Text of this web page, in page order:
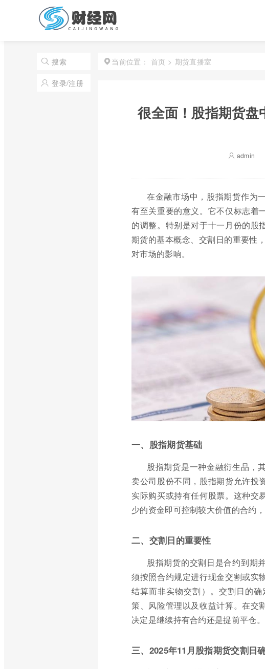
搜索
登录/注册
当前位置： 首页 > 期货直播室
很全面！股指期货盘
admin
在金融市场中，股指期货作为
有至关重要的意义。它不仅标志着
的调整。特别是对于十一月份的股
期货的基本概念、交割日的重要性
对市场的影响。
一、股指期货基础
股指期货是一种金融衍生品，
卖公司股份不同，股指期货允许投
实际购买或持有任何股票。这种交
少的资金即可控制较大价值的合约
二、交割日的重要性
股指期货的交割日是合约到期
须按照合约规定进行现金交割或实
结算而非实物交割）。交割日的
策、风险管理以及收益计算。在交
决定是继续持有合约还是提前平仓。
三、2025年11月股指期货交割日